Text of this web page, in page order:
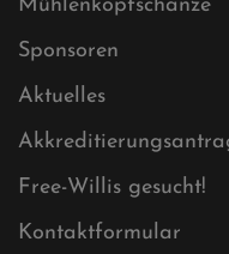
Mühlenkopfschanze
Sponsoren
Aktuelles
Akkreditierungsantrag
Free-Willis gesucht!